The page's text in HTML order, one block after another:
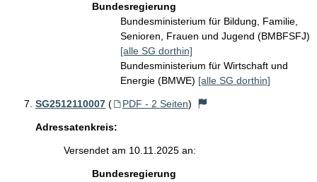
Bundesregierung
Bundesministerium für Bildung, Familie,
Senioren, Frauen und Jugend (BMBFSFJ)
[alle SG dorthin]
Bundesministerium für Wirtschaft und
Energie (BMWE) [alle SG dorthin]
SG2512110007 ( PDF - 2 Seiten)
Adressatenkreis:
Versendet am 10.11.2025 an:
Bundesregierung